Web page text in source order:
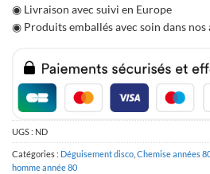
◉ Livraison avec suivi en Europe
◉ Produits emballés avec soin dans nos
UGS : ND
Catégories : Déguisement disco Chemise années
homme année 80